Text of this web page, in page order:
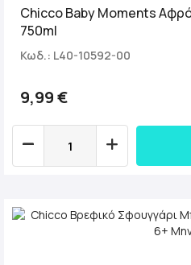
Chicco Baby Moments
750ml
Κωδ.: L40-10592-00
9,99 €